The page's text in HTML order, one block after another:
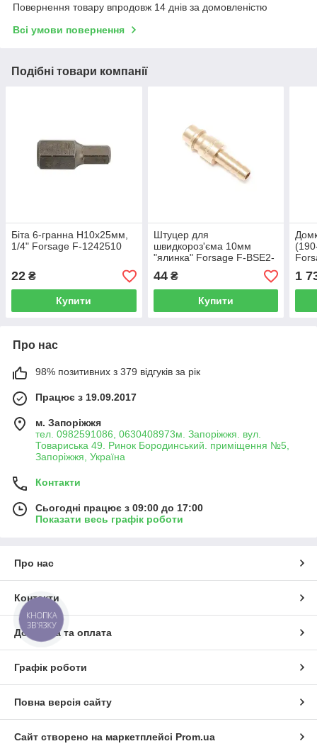
Повернення товару впродовж 14 днів за домовленістю
Всі умови повернення
Подібні товари компанії
Біта 6-гранна H10х25мм,
1/4" Forsage F-1242510
22 ₴
Купити
Штуцер для
швидкороз'єма 10мм
"ялинка" Forsage F-BSE2-
4PH
44₴
Купити
1
Про нас
98% позитивних з 379 відгуків за рік
Працює з 19.09.2017
м. Запоріжжя
тел. 0982591086, 0630408973м. Запоріжжя. вул.
Товариська 49. Ринок Бородинський. приміщення №5,
Запоріжжя, Україна
Контакти
Сьогодні працює з 09:00 до 17:00
Показати весь графік роботи
Про нас
Контакти
Доставка та оплата
Графік роботи
Повна версія сайту
Сайт створено на маркетплейсі Prom.ua
КНОПКА
ЗВ'ЯЗКУ